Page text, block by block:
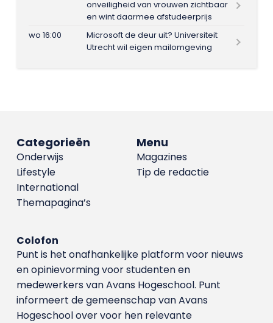
onveiligheid van vrouwen zichtbaar
en wint daarmee afstudeerprijs
wo 16:00
Microsoft de deur uit? Universiteit
Utrecht wil eigen mailomgeving
Menu
Magazines
Tip de redactie
Categorieën
Onderwijs
Lifestyle
International
Themapagina’s
Colofon
Punt is het onafhankelijke platform voor nieuws
en opinievorming voor studenten en
medewerkers van Avans Hoge­school. Punt
informeert de gemeenschap van Avans
Hogeschool over voor hen relevante